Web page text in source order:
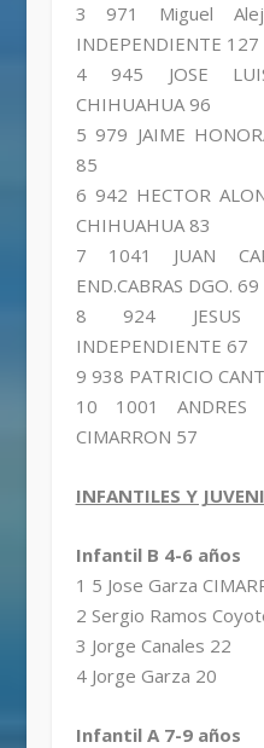
3 971 Miguel
INDEPENDIENTE 127
4 945 JOSE
CHIHUAHUA 96
5 979 JAIME
85
6 942 HECTOR
CHIHUAHUA 83
7 1041 JUAN
END.CABRAS DGO. 69
8 924 JESUS
INDEPENDIENTE 67
9 938 PATRICIO
10 1001 ANDRES
CIMARRON 57
INFANTILES Y
Infantil B 4-6 años
1 5 Jose Garza
2 Sergio Ramos
3 Jorge Canales 22
4 Jorge Garza 20
Infantil A 7-9 años